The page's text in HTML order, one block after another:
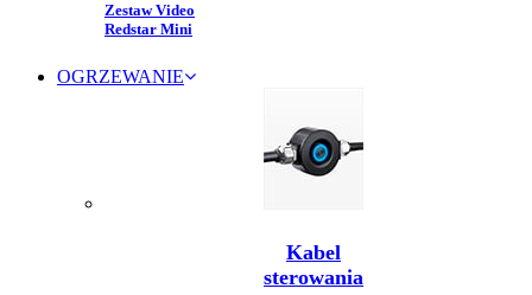
Zestaw Video
Redstar Mini
OGRZEWANIE
Kabel
sterowania